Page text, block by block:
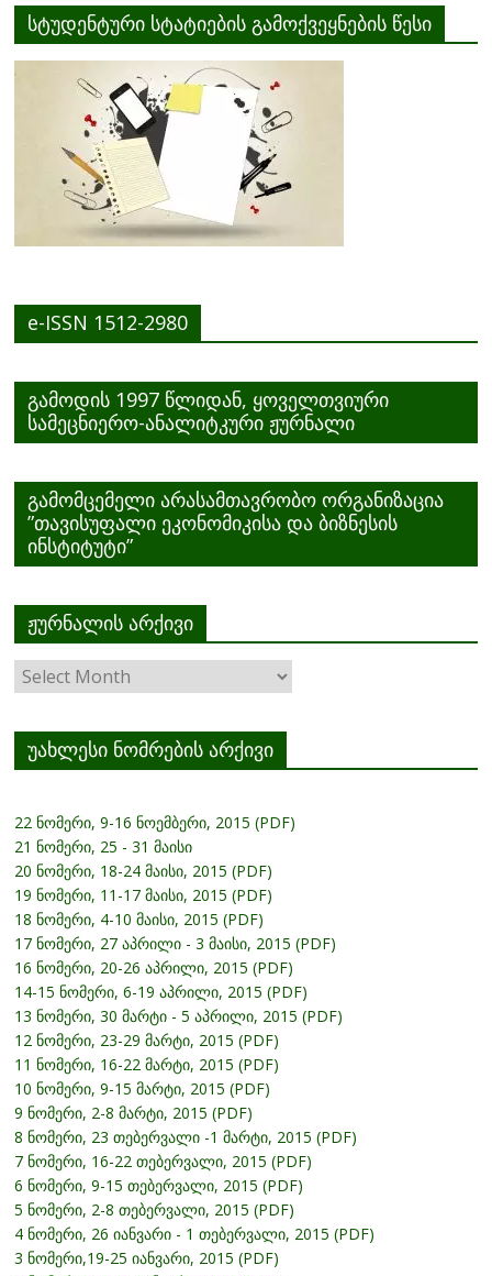
სტუდენტური სტატიების გამოქვეყნების წესი
e-ISSN 1512-2980
გამოდის 1997 წლიდან, ყოველთვიური
სამეცნიერო-ანალიტკური ჟურნალი
გამომცემელი არასამთავრობო ორგანიზაცია
”თავისუფალი ეკონომიკისა და ბიზნესის
ინსტიტუტი”
ჟურნალის არქივი
ჟურნალის
არქივი
უახლესი ნომრების არქივი
22 ნომერი, 9-16 ნოემბერი, 2015 (PDF)
21 ნომერი, 25 - 31 მაისი
20 ნომერი, 18-24 მაისი, 2015 (PDF)
19 ნომერი, 11-17 მაისი, 2015 (PDF)
18 ნომერი, 4-10 მაისი, 2015 (PDF)
17 ნომერი, 27 აპრილი - 3 მაისი, 2015 (PDF)
16 ნომერი, 20-26 აპრილი, 2015 (PDF)
14-15 ნომერი, 6-19 აპრილი, 2015 (PDF)
13 ნომერი, 30 მარტი - 5 აპრილი, 2015 (PDF)
12 ნომერი, 23-29 მარტი, 2015 (PDF)
11 ნომერი, 16-22 მარტი, 2015 (PDF)
10 ნომერი, 9-15 მარტი, 2015 (PDF)
9 ნომერი, 2-8 მარტი, 2015 (PDF)
8 ნომერი, 23 თებერვალი -1 მარტი, 2015 (PDF)
7 ნომერი, 16-22 თებერვალი, 2015 (PDF)
6 ნომერი, 9-15 თებერვალი, 2015 (PDF)
5 ნომერი, 2-8 თებერვალი, 2015 (PDF)
4 ნომერი, 26 იანვარი - 1 თებერვალი, 2015 (PDF)
3 ნომერი,19-25 იანვარი, 2015 (PDF)